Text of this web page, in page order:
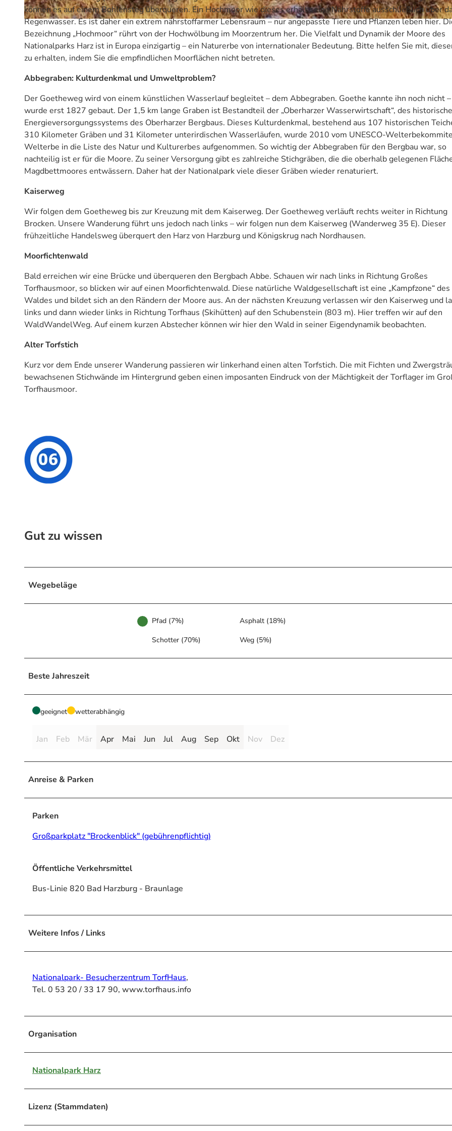
© NLP-intern nutzbar, Danilo Hartung | CC-BY-SA
können es auf einem Bohlensteg überqueren. Ein Hochmoor wie dieses erhält seine Nährstoffe ausschließlich über
Regenwasser. Es ist daher ein extrem nährstoffarmer Lebensraum – nur angepasste Tiere und Pflanzen leben hier.
Bezeichnung „Hochmoor“ rührt von der Hochwölbung im Moorzentrum her. Die Vielfalt und Dynamik der Moore des
Nationalparks Harz ist in Europa einzigartig – ein Naturerbe von internationaler Bedeutung. Bitte helfen Sie mit,
zu erhalten, indem Sie die empfindlichen Moorflächen nicht betreten.
Abbegraben: Kulturdenkmal und Umweltproblem?
Der Goetheweg wird von einem künstlichen Wasserlauf begleitet – dem Abbegraben. Goethe kannte ihn noch nicht
wurde erst 1827 gebaut. Der 1,5 km lange Graben ist Bestandteil der „Oberharzer Wasserwirtschaft“, des
Energieversorgungssystems des Oberharzer Bergbaus. Dieses Kulturdenkmal, bestehend aus 107 historischen
310 Kilometer Gräben und 31 Kilometer unterirdischen Wasserläufen, wurde 2010 vom UNESCO-
Welterbe in die Liste des Natur und Kulturerbes aufgenommen. So wichtig der Abbegraben für den Bergbau war, so
nachteilig ist er für die Moore. Zu seiner Versorgung gibt es zahlreiche Stichgräben, die die oberhalb gelegenen
Magdbettmoores entwässern. Daher hat der Nationalpark viele dieser Gräben wieder renaturiert.
Kaiserweg
Wir folgen dem Goetheweg bis zur Kreuzung mit dem Kaiserweg. Der Goetheweg verläuft rechts weiter in Richtung
Brocken. Unsere Wanderung führt uns jedoch nach links – wir folgen nun dem Kaiserweg (Wanderweg 35 E). Dieser
frühzeitliche Handelsweg überquert den Harz von Harzburg und Königskrug nach Nordhausen.
Moorfichtenwald
Bald erreichen wir eine Brücke und überqueren den Bergbach Abbe. Schauen wir nach links in Richtung Großes
Torfhausmoor, so blicken wir auf einen Moorfichtenwald. Diese natürliche Waldgesellschaft ist eine „Kampfzone“ des
Waldes und bildet sich an den Rändern der Moore aus. An der nächsten Kreuzung verlassen wir den Kaiserweg und
links und dann wieder links in Richtung Torfhaus (Skihütten) auf den Schubenstein (803 m). Hier treffen wir auf den
WaldWandelWeg. Auf einem kurzen Abstecher können wir hier den Wald in seiner Eigendynamik beobachten.
Alter Torfstich
Kurz vor dem Ende unserer Wanderung passieren wir linkerhand einen alten Torfstich. Die mit Fichten und
bewachsenen Stichwände im Hintergrund geben einen imposanten Eindruck von der Mächtigkeit der Torflager im
Torfhausmoor.
Gut zu wissen
Wegebeläge
Pfad (7%) Asphalt (18%)
Schotter (70%) Weg (5%)
Beste Jahreszeit
geeignet wetterabhängig
Jan Feb Mär Apr Mai Jun Jul Aug Sep Okt Nov Dez
Anreise & Parken
Parken
Großparkplatz "Brockenblick" (gebührenpflichtig)
Öffentliche Verkehrsmittel
Bus-Linie 820 Bad Harzburg - Braunlage
Weitere Infos / Links
Nationalpark- Besucherzentrum TorfHaus,
Tel. 0 53 20 / 33 17 90, www.torfhaus.info
Organisation
Nationalpark Harz
Lizenz (Stammdaten)